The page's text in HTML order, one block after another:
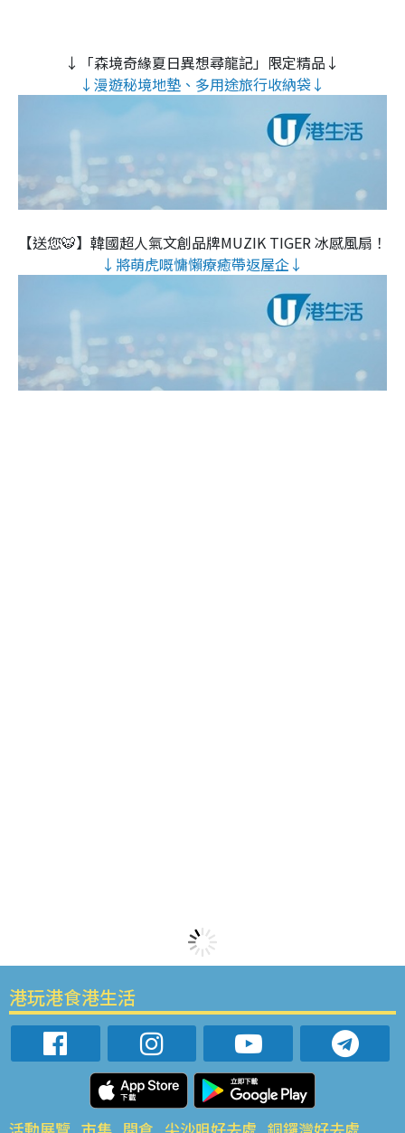
↓「森境奇緣夏日異想尋龍記」限定精品↓
↓漫遊秘境地墊、多用途旅行收納袋↓
【送您🐯】韓國超人氣文創品牌MUZIK TIGER 冰感風扇！
↓將萌虎嘅慵懶療癒帶返屋企↓
港玩港食港生活